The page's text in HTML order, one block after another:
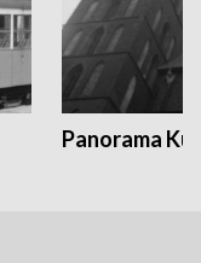
Panorama